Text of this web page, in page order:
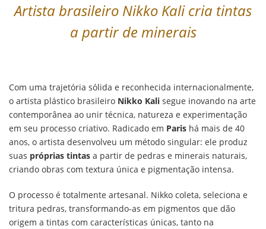
Artista brasileiro Nikko Kali cria tintas
a partir de minerais
Com uma trajetória sólida e reconhecida internacionalmente,
o artista plástico brasileiro Nikko Kali segue inovando na arte
contemporânea ao unir técnica, natureza e experimentação
em seu processo criativo. Radicado em Paris há mais de 40
anos, o artista desenvolveu um método singular: ele produz
suas próprias tintas a partir de pedras e minerais naturais,
criando obras com textura única e pigmentação intensa.
O processo é totalmente artesanal. Nikko coleta, seleciona e
tritura pedras, transformando-as em pigmentos que dão
origem a tintas com características únicas, tanto na